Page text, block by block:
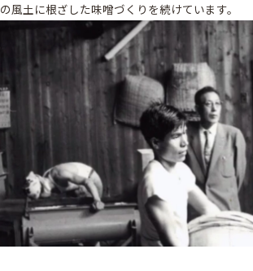
の風土に根ざした味噌づくりを続けています。